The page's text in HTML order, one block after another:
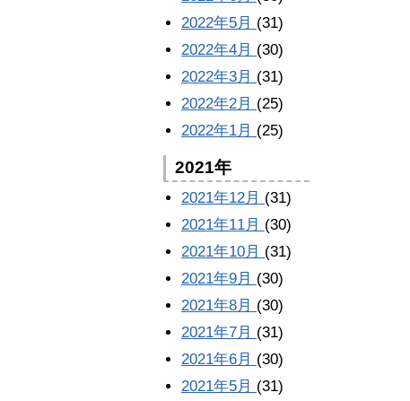
2022年5月 (31)
2022年4月 (30)
2022年3月 (31)
2022年2月 (25)
2022年1月 (25)
2021年
2021年12月 (31)
2021年11月 (30)
2021年10月 (31)
2021年9月 (30)
2021年8月 (30)
2021年7月 (31)
2021年6月 (30)
2021年5月 (31)